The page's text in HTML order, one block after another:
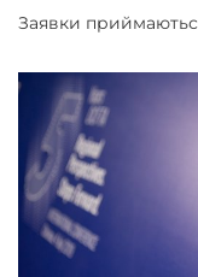
Заявки